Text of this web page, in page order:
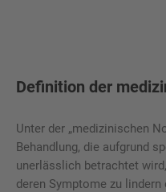
Definition der
Unter der „medizinischen
Behandlung, die aufgrund
unerlässlich betrachtet
deren Symptome zu